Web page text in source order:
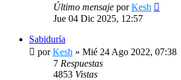
Último mensaje porKesh
Jue 04 Dic 2025, 12:57
Sabiduría
porKesh » Mié 24 Ago 2022, 07:38
7 Respuestas
4853 Vistas